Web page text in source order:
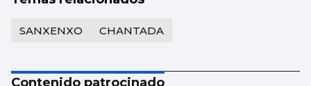
SANXENXO CHANTADA
Contenido patrocinado